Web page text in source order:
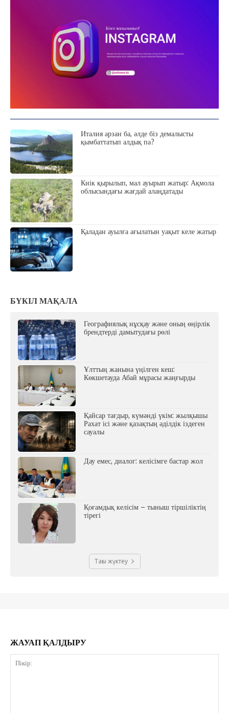
АРНАЙЫ ЖОБА
ӘЛЕУМЕТ
ФОТО ДӘЙЕК
20.8 C Kokshetau
Жоба туралы Байланыс
Италия арзан ба, әлде біз демалысты
қымбаттатып алдық па?
Киік қырылып, мал ауырып жатыр: Ақмола
облысындағы жағдай алаңдатады
Қаладан ауылға ағылатын уақыт келе жатыр
БҮКІЛ МАҚАЛА
Географиялық нұсқау және оның өңірлік
брендтерді дамытудағы рөлі
Ұлттың жанына үңілген кеш:
Көкшетауда Абай мұрасы жаңғырды
Қайсар тағдыр, күмәнді үкім: жылқышы
Рахат ісі және қазақтың әділдік іздеген
сауалы
Дау емес, диалог: келісімге бастар жол
Қоғамдық келісім – тыныш тіршіліктің
тірегі
Тағы жүктеу
ЖАУАП ҚАЛДЫРУ